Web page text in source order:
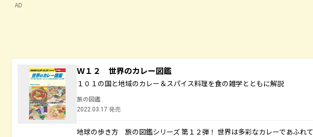
AD
Ｗ１２ 世界のカレー図鑑
１０１の国と地域のカレー＆スパイス料理を食の雑学とともに解説
旅の図鑑
2022.03.17 発売
地球の歩き方 旅の図鑑シリーズ 第１２弾！ 世界は多彩なカレーであふれて